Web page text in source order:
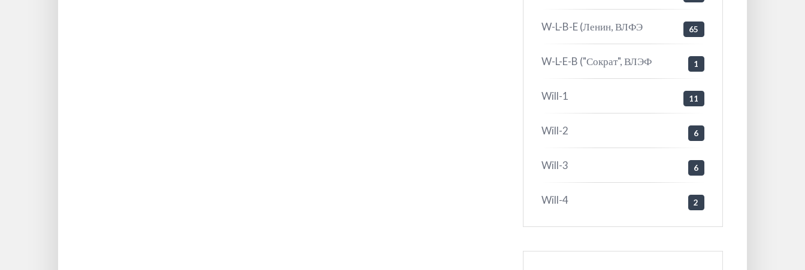
W-L-B-E (Ленин, ВЛФЭ 65
W-L-E-B ("Сократ", ВЛЭФ 1
Will-1 11
Will-2 6
Will-3 6
Will-4 2